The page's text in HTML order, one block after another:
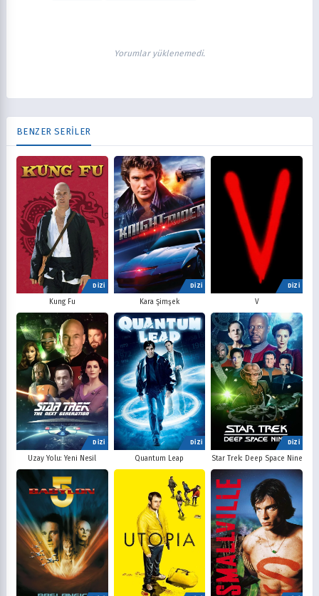
Yorumlar yüklenemedi.
BENZER SERİLER
DİZİ
Kung Fu
DİZİ
Kara Şimşek
DİZİ
V
DİZİ
Uzay Yolu: Yeni Nesil
DİZİ
Quantum Leap
DİZİ
Star Trek: Deep Space Nine